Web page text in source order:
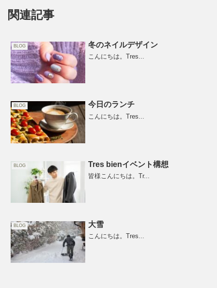
関連記事
BLOG 冬のネイルデザイン
こんにちは。Tres...
BLOG 今日のランチ
こんにちは。Tres...
BLOG Tres bienイベント構想
皆様こんにちは。Tr...
BLOG 大雪
こんにちは。Tres...